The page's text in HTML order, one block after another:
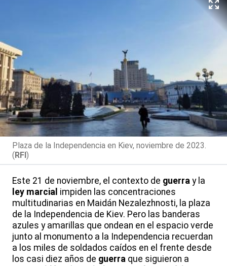
Plaza de la Independencia en Kiev, noviembre de 2023.
(RFI)
Este 21 de noviembre, el contexto de guerra y la
ley marcial impiden las concentraciones
multitudinarias en Maidán Nezalezhnosti, la plaza
de la Independencia de Kiev. Pero las banderas
azules y amarillas que ondean en el espacio verde
junto al monumento a la Independencia recuerdan
a los miles de soldados caídos en el frente desde
los casi diez años de guerra que siguieron a